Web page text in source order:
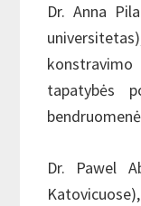
Dr. Anna
tapatybės
Dr. Pawel